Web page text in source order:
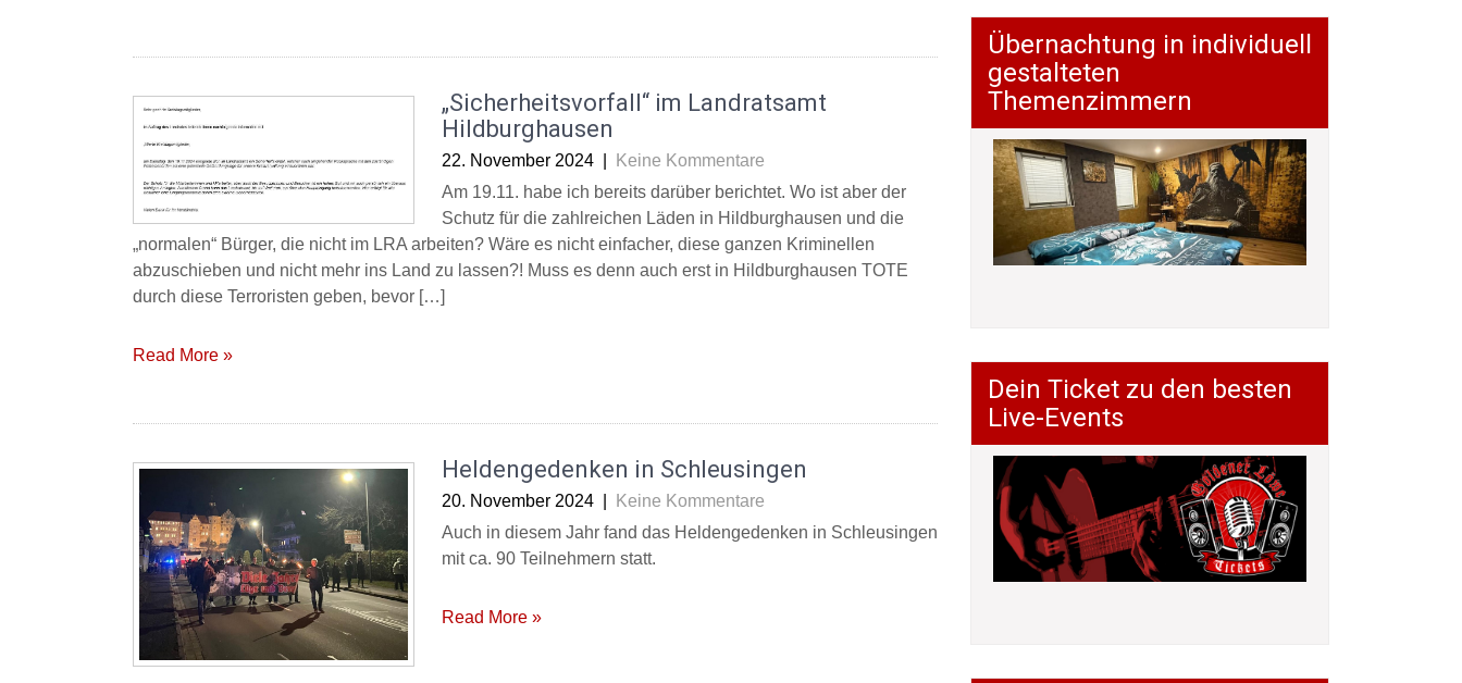
„Sicherheitsvorfall“ im Landratsamt
Hildburghausen
22. November 2024
Keine Kommentare
Am 19.11. habe ich bereits darüber berichtet. Wo ist aber der
Schutz für die zahlreichen Läden in Hildburghausen und die
„normalen“ Bürger, die nicht im LRA arbeiten? Wäre es nicht einfacher, diese ganzen Kriminellen
abzuschieben und nicht mehr ins Land zu lassen?! Muss es denn auch erst in Hildburghausen TOTE
durch diese Terroristen geben, bevor […]
Read More »
Heldengedenken in Schleusingen
20. November 2024
Keine Kommentare
Auch in diesem Jahr fand das Heldengedenken in Schleusingen
mit ca. 90 Teilnehmern statt.
Read More »
Übernachtung in individuell
gestalteten
Themenzimmern
Dein Ticket zu den besten
Live-Events